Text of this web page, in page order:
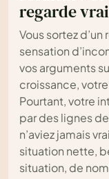
regarde
Vous sortez
sensation
vos arguments
croissance,
Pourtant, votre
par des lignes
n’aviez jamais
situation nette,
situation, de